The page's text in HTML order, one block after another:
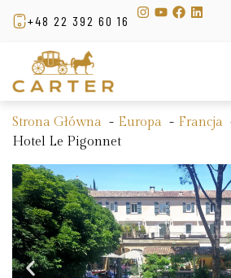
+48 22 392 60 16
Strona Główna Europa Francja
Hotel Le Pigonnet